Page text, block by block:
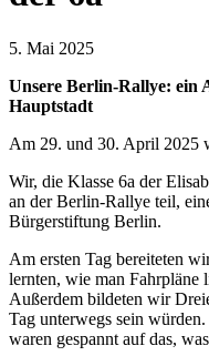
5. Mai 2025
Unsere Berlin-Rallye: ein
Hauptstadt
Am 29. und 30. April 2025
Wir, die Klasse 6a der
an der Berlin-Rallye teil,
Bürgerstiftung Berlin.
Am ersten Tag bereiteten
lernten, wie man Fahrpläne
Außerdem bildeten wir
Tag unterwegs sein
waren gespannt auf das,